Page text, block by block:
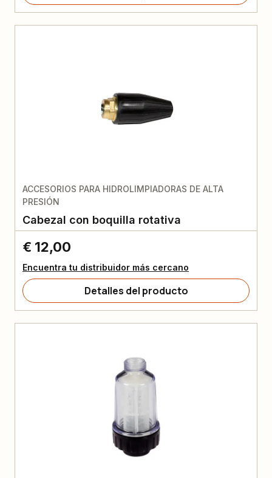
ACCESORIOS PARA HIDROLIMPIADORAS DE ALTA
PRESIÓN
Cabezal con boquilla rotativa
€ 12,00
Encuentra tu distribuidor más cercano
Detalles del producto